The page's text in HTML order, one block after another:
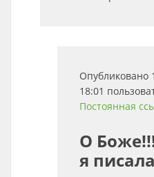
Опубликовано
18:01
Постоянная
О
я